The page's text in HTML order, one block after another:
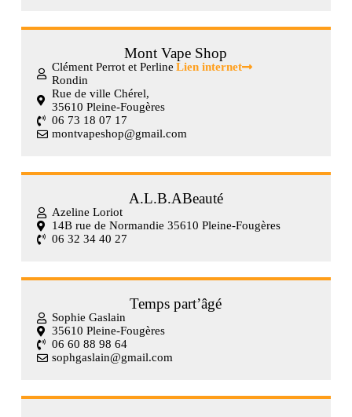
Mont Vape Shop
Clément Perrot et Perline
Rondin
Rue de ville Chérel,
35610 Pleine-Fougères
06 73 18 07 17
montvapeshop@gmail.com
Lien internet
A.L.B.ABeauté
Azeline Loriot
14B rue de Normandie 35610 Pleine-Fougères
06 32 34 40 27
Temps part’âgé
Sophie Gaslain
35610 Pleine-Fougères
06 60 88 98 64
sophgaslain@gmail.com